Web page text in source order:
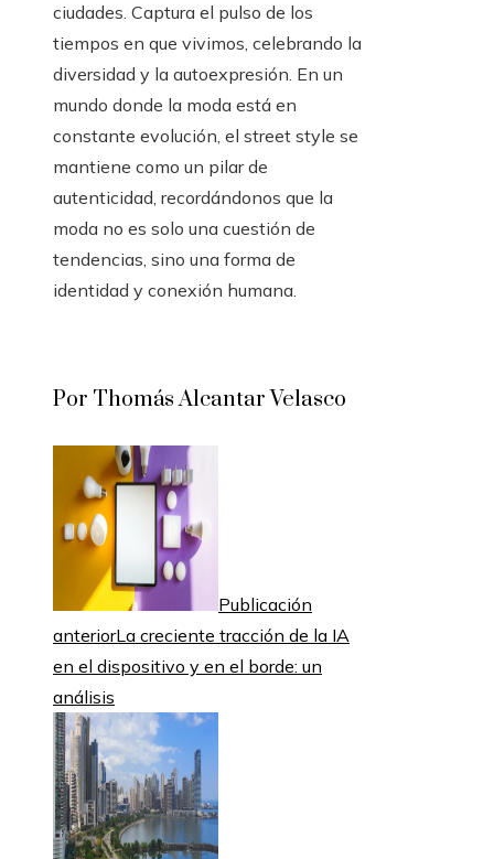
ciudades. Captura el pulso de los
tiempos en que vivimos, celebrando la
diversidad y la autoexpresión. En un
mundo donde la moda está en
constante evolución, el street style se
mantiene como un pilar de
autenticidad, recordándonos que la
moda no es solo una cuestión de
tendencias, sino una forma de
identidad y conexión humana.
Por Thomás Alcantar Velasco
Publicación
anteriorLa creciente tracción de la IA
en el dispositivo y en el borde: un
análisis